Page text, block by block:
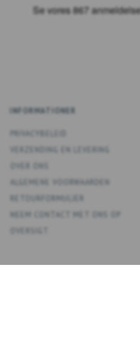
INFORMATIONER
ALGEMENE VOORWAARDEN
RETOURFORMULIER
NEEM CONTACT MET ONS OP